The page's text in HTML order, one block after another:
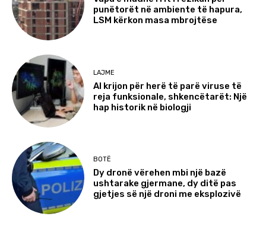
punëtorët në ambiente të hapura,
LSM kërkon masa mbrojtëse
LAJME
AI krijon për herë të parë viruse të
reja funksionale, shkencëtarët: Një
hap historik në biologji
BOTË
Dy dronë vërehen mbi një bazë
ushtarake gjermane, dy ditë pas
gjetjes së një droni me eksplozivë